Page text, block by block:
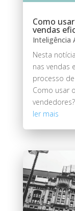
Como
vendas
Inteligência
Nesta
nas vendas
processo
Como usar
ler mais